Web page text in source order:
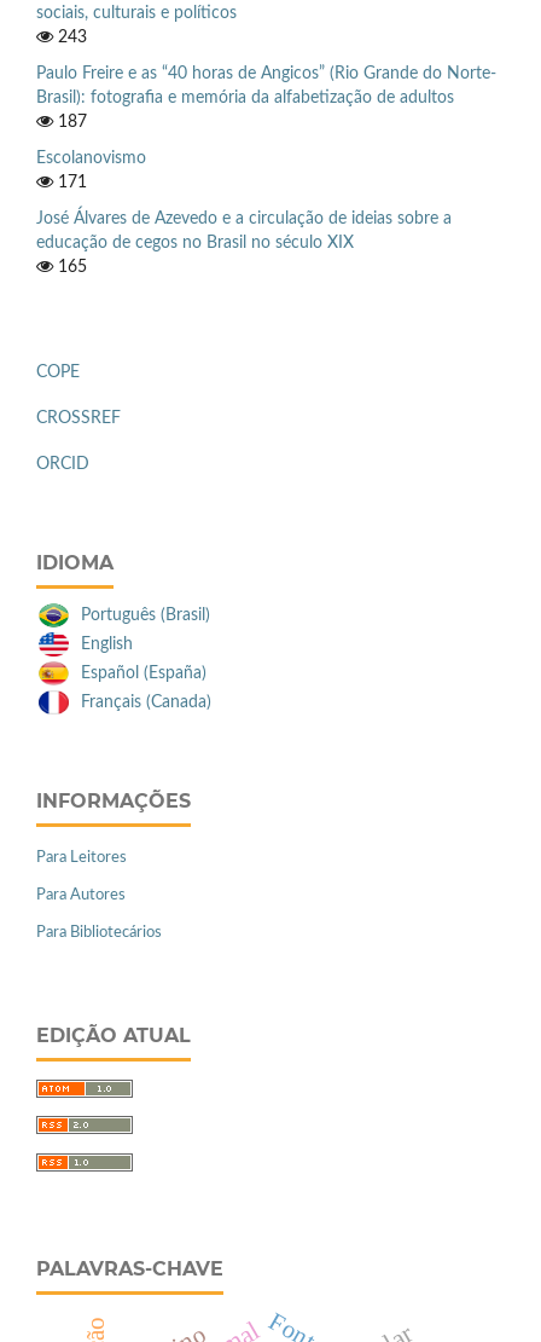
sociais, culturais e políticos
243
Paulo Freire e as “40 horas de Angicos” (Rio Grande do Norte-
Brasil): fotografia e memória da alfabetização de adultos
187
Escolanovismo
171
José Álvares de Azevedo e a circulação de ideias sobre a
educação de cegos no Brasil no século XIX
165
COPE
CROSSREF
ORCID
IDIOMA
Português (Brasil)
English
Español (España)
Français (Canada)
INFORMAÇÕES
Para Leitores
Para Autores
Para Bibliotecários
EDIÇÃO ATUAL
PALAVRAS-CHAVE